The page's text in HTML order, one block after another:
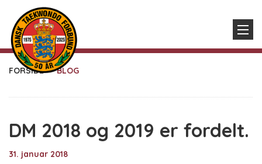
FORSIDE BLOG
DM 2018 og 2019 er fordelt.
31. januar 2018